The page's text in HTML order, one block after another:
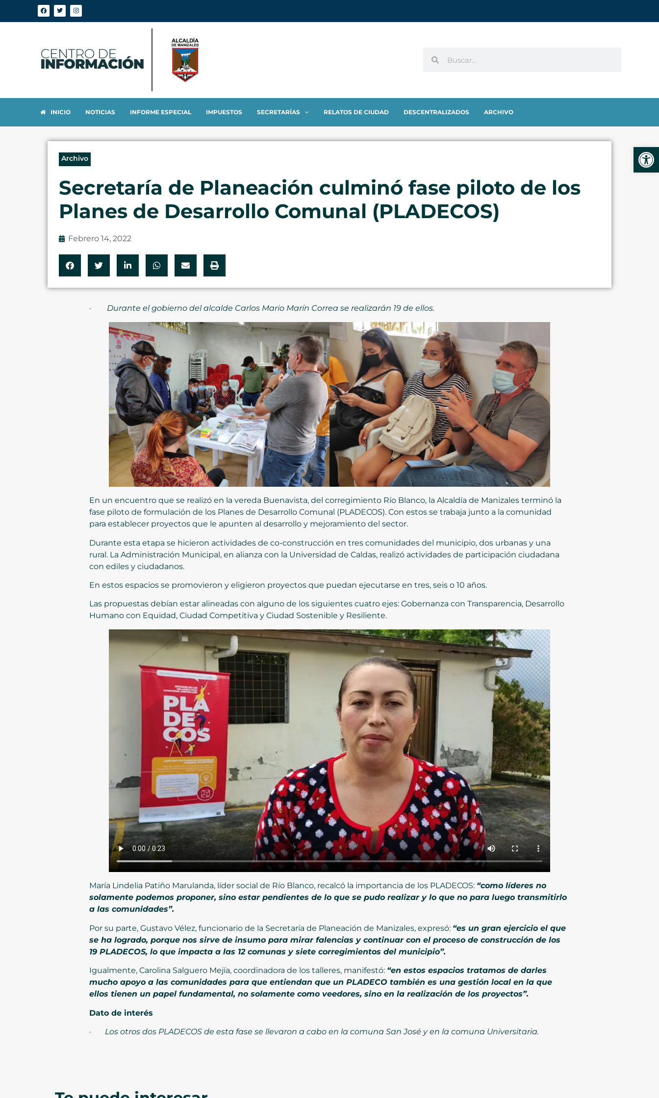
INICIO NOTICIAS INFORME ESPECIAL IMPUESTOS SECRETARÍAS RELATOS DE CIUDAD DESCENTRALIZADOS ARCHIVO
Archivo
Secretaría de Planeación culminó fase piloto de los
Planes de Desarrollo Comunal (PLADECOS)
Febrero 14, 2022
· Durante el gobierno del alcalde Carlos Mario Marín Correa se realizarán 19 de ellos.
En un encuentro que se realizó en la vereda Buenavista, del corregimiento Río Blanco, la Alcaldía de Manizales terminó la
fase piloto de formulación de los Planes de Desarrollo Comunal (PLADECOS). Con estos se trabaja junto a la comunidad
para establecer proyectos que le apunten al desarrollo y mejoramiento del sector.
Durante esta etapa se hicieron actividades de co-construcción en tres comunidades del municipio, dos urbanas y una
rural. La Administración Municipal, en alianza con la Universidad de Caldas, realizó actividades de participación ciudadana
con ediles y ciudadanos.
En estos espacios se promovieron y eligieron proyectos que puedan ejecutarse en tres, seis o 10 años.
Las propuestas debían estar alineadas con alguno de los siguientes cuatro ejes: Gobernanza con Transparencia, Desarrollo
Humano con Equidad, Ciudad Competitiva y Ciudad Sostenible y Resiliente.
María Lindelia Patiño Marulanda, líder social de Río Blanco, recalcó la importancia de los PLADECOS: “como líderes no
solamente podemos proponer, sino estar pendientes de lo que se pudo realizar y lo que no para luego transmitirlo
a las comunidades”.
Por su parte, Gustavo Vélez, funcionario de la Secretaría de Planeación de Manizales, expresó: “es un gran ejercicio el que
se ha logrado, porque nos sirve de insumo para mirar falencias y continuar con el proceso de construcción de los
19 PLADECOS, lo que impacta a las 12 comunas y siete corregimientos del municipio”.
Igualmente, Carolina Salguero Mejía, coordinadora de los talleres, manifestó: “en estos espacios tratamos de darles
mucho apoyo a las comunidades para que entiendan que un PLADECO también es una gestión local en la que
ellos tienen un papel fundamental, no solamente como veedores, sino en la realización de los proyectos”.
Dato de interés
· Los otros dos PLADECOS de esta fase se llevaron a cabo en la comuna San José y en la comuna Universitaria.